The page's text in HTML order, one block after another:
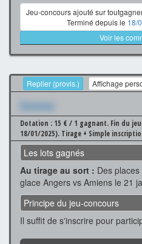
Jeu-concours ajouté sur
Terminé depuis le 18/
Voir les
Replier (provis.) Affichage
Xxxxxxx
Dotation : 15 € / 1 gagnant. Fin du
18/01/2025). Tirage + Simple
Les lots gagnés
Au tirage au sort : Des
glace Angers vs Amiens le 21
Principe du jeu-concours
Il suffit de s'inscrire pour